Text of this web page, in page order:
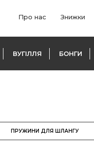
Про нас Знижки
ВУГІЛЛЯ БОНГИ
ПРУЖИНИ ДЛЯ ШЛАНГУ